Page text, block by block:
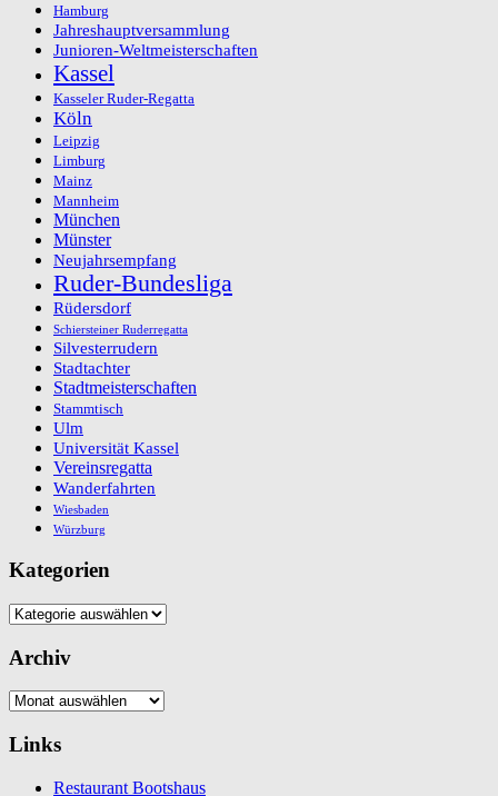
Hamburg
Jahreshauptversammlung
Junioren-Weltmeisterschaften
Kassel
Kasseler Ruder-Regatta
Köln
Leipzig
Limburg
Mainz
Mannheim
München
Münster
Neujahrsempfang
Ruder-Bundesliga
Rüdersdorf
Schiersteiner Ruderregatta
Silvesterrudern
Stadtachter
Stadtmeisterschaften
Stammtisch
Ulm
Universität Kassel
Vereinsregatta
Wanderfahrten
Wiesbaden
Würzburg
Kategorien
Kategorien
Archiv
Archiv
Links
Restaurant Bootshaus